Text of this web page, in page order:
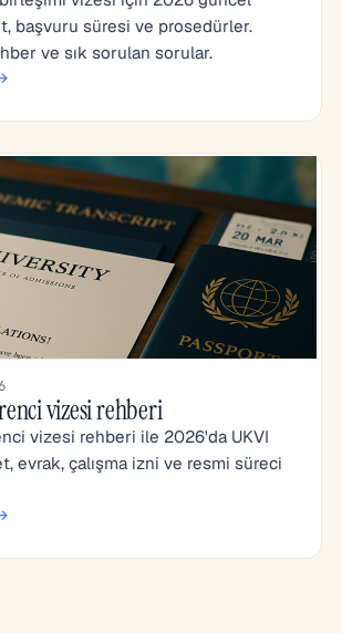
başvuru süresi ve prosedürler.
ve sık sorulan sorular.
vizesi rehberi
vizesi rehberi ile 2026'da UKVI
evrak, çalışma izni ve resmi süreci